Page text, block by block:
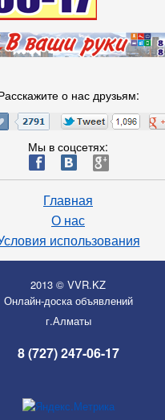
о нас друзьям:
Мы в соцсетях:
ä æ è
Главная
О нас
использования
2013 © VVR.KZ
Онлайн-доска объявлений
г.Алматы
8 (727) 247-06-17